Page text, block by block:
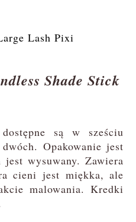
Shade Stick
są w sześciu
Opakowanie jest
wysuwany. Zawiera
cieni jest miękka, ale
malowania. Kredki